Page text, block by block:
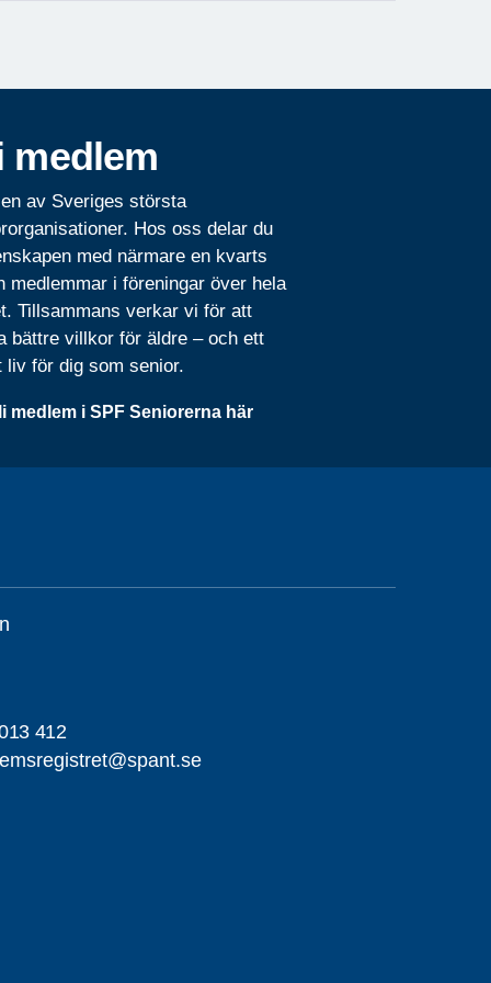
medlem
av Sveriges största
Hos oss delar du
med närmare en kvarts
medlemmar i föreningar över hela
Tillsammans verkar vi för att
bättre villkor för äldre – och ett
liv för dig som senior.
medlem i SPF Seniorerna här
412